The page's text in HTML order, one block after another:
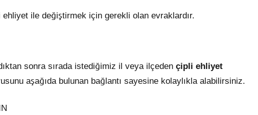
ile değiştirmek için gerekli olan evraklardır.
sonra sırada istediğimiz il veya ilçeden çipli ehliyet
aşağıda bulunan bağlantı sayesine kolaylıkla alabilirsiniz.